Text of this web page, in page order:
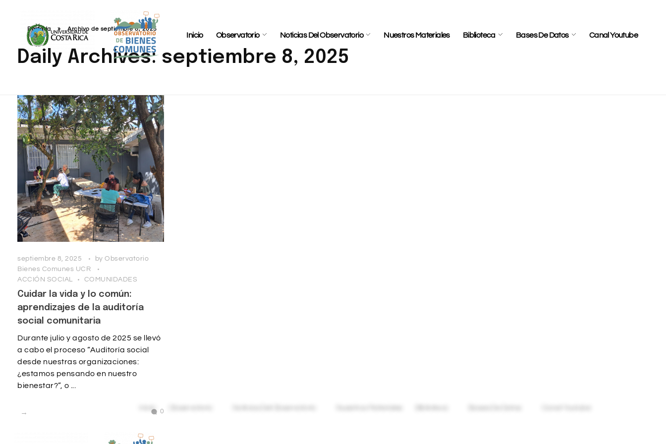
Inicio Observatorio Noticias Del Observatorio Nuestros Materiales Biblioteca Bases De Datos Canal Youtube
Portada » Archivo de septiembre 8, 2025
Daily Archives: septiembre 8, 2025
septiembre 8, 2025 by Observatorio
Bienes Comunes UCR
ACCIÓN SOCIAL
COMUNIDADES
Cuidar la vida y lo común:
aprendizajes de la auditoría
social comunitaria
Durante julio y agosto de 2025 se llevó
a cabo el proceso “Auditoría social
desde nuestras organizaciones:
¿estamos pensando en nuestro
bienestar?”, o ...
0